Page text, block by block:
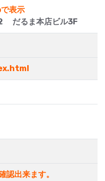
表示
だるま本店ビル3F
認出来ます。